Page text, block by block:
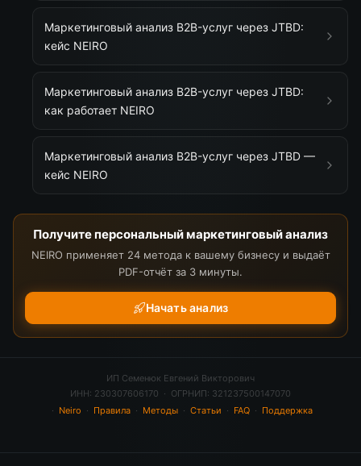
Маркетинговый анализ B2B-услуг через JTBD:
кейс NEIRO
Маркетинговый анализ B2B-услуг через JTBD:
как работает NEIRO
Маркетинговый анализ B2B-услуг через JTBD —
кейс NEIRO
Получите персональный маркетинговый анализ
NEIRO применяет 24 метода к вашему бизнесу и выдаёт
PDF-отчёт за 3 минуты.
Начать анализ
ИП Семенюк Евгений Викторович
ИНН: 230307606170 · ОГРНИП: 321237500147070
· Neiro · Правила· Методы· Статьи · FAQ· Поддержка